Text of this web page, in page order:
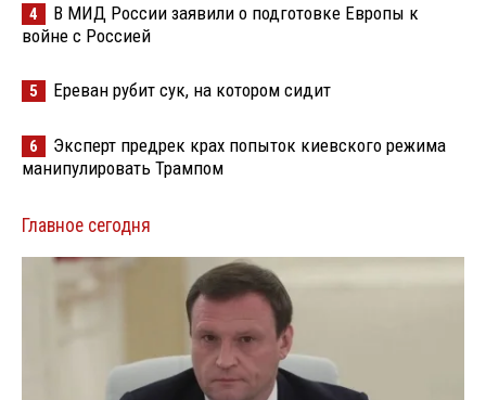
4
В МИД России заявили о подготовке Европы к
войне с Россией
5 Ереван рубит сук, на котором сидит
6
Эксперт предрек крах попыток киевского режима
манипулировать Трампом
Главное сегодня